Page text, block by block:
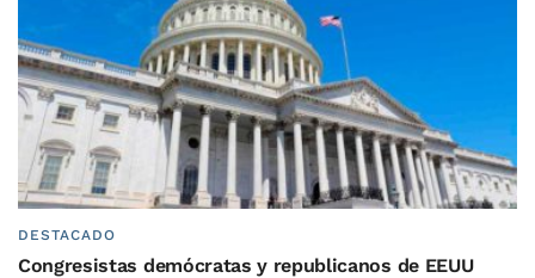
DESTACADO
Congresistas demócratas y republicanos de EEUU